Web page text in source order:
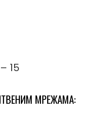
15
МРЕЖАМА: